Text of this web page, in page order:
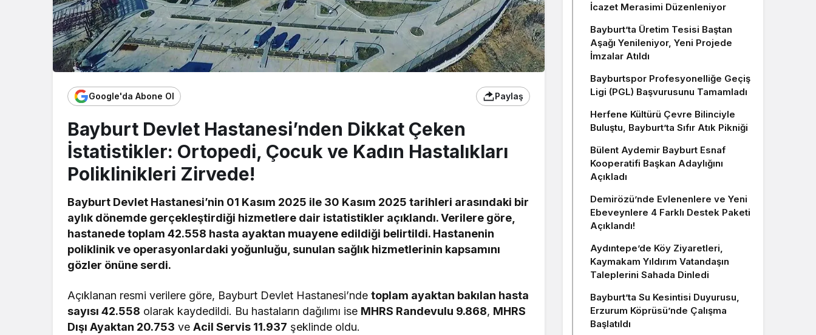
Google'da Abone Ol Paylaş
Bayburt Devlet Hastanesi’nden Dikkat Çeken
İstatistikler: Ortopedi, Çocuk ve Kadın Hastalıkları
Poliklinikleri Zirvede!
Bayburt Devlet Hastanesi’nin 01 Kasım 2025 ile 30 Kasım 2025 tarihleri arasındaki bir
aylık dönemde gerçekleştirdiği hizmetlere dair istatistikler açıklandı. Verilere göre,
hastanede toplam 42.558 hasta ayaktan muayene edildiği belirtildi. Hastanenin
poliklinik ve operasyonlardaki yoğunluğu, sunulan sağlık hizmetlerinin kapsamını
gözler önüne serdi.
Açıklanan resmi verilere göre, Bayburt Devlet Hastanesi’ndetoplam ayaktan bakılan hasta
sayısı 42.558 olarak kaydedildi. Bu hastaların dağılımı ise MHRS Randevulu 9.868, MHRS
Dışı Ayaktan 20.753 veAcil Servis 11.937 şeklinde oldu.
İcazet Merasimi Düzenleniyor
Bayburt’ta Üretim Tesisi Baştan
Aşağı Yenileniyor, Yeni Projede
İmzalar Atıldı
Bayburtspor Profesyonelliğe Geçiş
Ligi (PGL) Başvurusunu Tamamladı
Herfene Kültürü Çevre Bilinciyle
Buluştu, Bayburt’ta Sıfır Atık Pikniği
Bülent Aydemir Bayburt Esnaf
Kooperatifi Başkan Adaylığını
Açıkladı
Demirözü’nde Evlenenlere ve Yeni
Ebeveynlere 4 Farklı Destek Paketi
Açıklandı!
Aydıntepe’de Köy Ziyaretleri,
Kaymakam Yıldırım Vatandaşın
Taleplerini Sahada Dinledi
Bayburt’ta Su Kesintisi Duyurusu,
Erzurum Köprüsü’nde Çalışma
Başlatıldı